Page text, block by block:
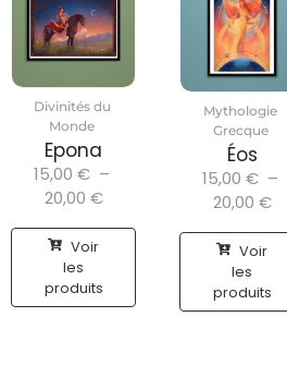
Divinités du
Monde
Epona
15,00 € –
20,00 €
Voir
les
produits
Mythologie
Grecque
Éos
15,00 € –
20,00 €
Voir
les
produits